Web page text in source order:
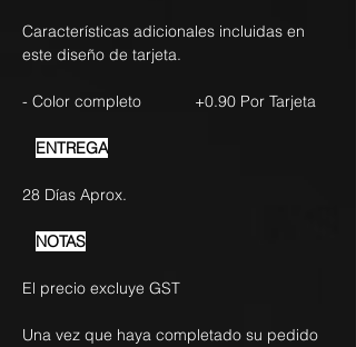
Características adicionales incluidas en
este diseño de tarjeta.
- Color completo +0.90 Por Tarjeta
ENTREGA
28 Días Aprox.
NOTAS
El precio excluye GST
Una vez que haya completado su pedido